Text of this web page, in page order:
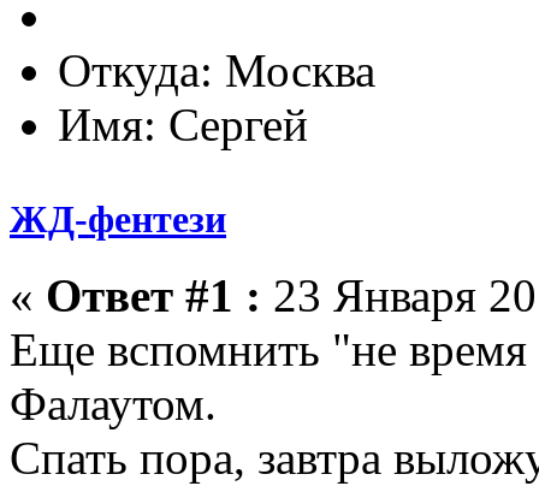
Откуда: Москва
Имя: Сергей
ЖД-фентези
« Ответ #1 : 23 Января
Еще вспомнить "не
Фалаутом.
Спать пора, завтра